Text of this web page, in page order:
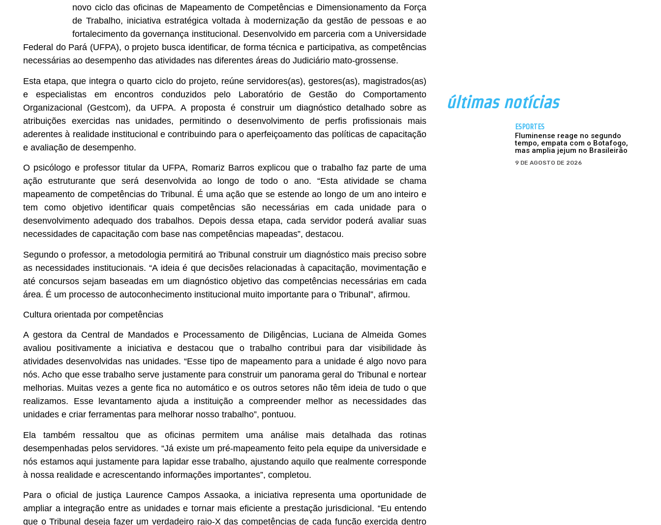
novo ciclo das oficinas de Mapeamento de Competências e Dimensionamento da Força
de Trabalho, iniciativa estratégica voltada à modernização da gestão de pessoas e ao
fortalecimento da governança institucional. Desenvolvido em parceria com a Universidade
Federal do Pará (UFPA), o projeto busca identificar, de forma técnica e participativa, as competências
necessárias ao desempenho das atividades nas diferentes áreas do Judiciário mato-grossense.
Esta etapa, que integra o quarto ciclo do projeto, reúne servidores(as), gestores(as), magistrados(as)
e especialistas em encontros conduzidos pelo Laboratório de Gestão do Comportamento
Organizacional (Gestcom), da UFPA. A proposta é construir um diagnóstico detalhado sobre as
atribuições exercidas nas unidades, permitindo o desenvolvimento de perfis profissionais mais
aderentes à realidade institucional e contribuindo para o aperfeiçoamento das políticas de capacitação
e avaliação de desempenho.
O psicólogo e professor titular da UFPA, Romariz Barros explicou que o trabalho faz parte de uma
ação estruturante que será desenvolvida ao longo de todo o ano. “Esta atividade se chama
mapeamento de competências do Tribunal. É uma ação que se estende ao longo de um ano inteiro e
tem como objetivo identificar quais competências são necessárias em cada unidade para o
desenvolvimento adequado dos trabalhos. Depois dessa etapa, cada servidor poderá avaliar suas
necessidades de capacitação com base nas competências mapeadas”, destacou.
Segundo o professor, a metodologia permitirá ao Tribunal construir um diagnóstico mais preciso sobre
as necessidades institucionais. “A ideia é que decisões relacionadas à capacitação, movimentação e
até concursos sejam baseadas em um diagnóstico objetivo das competências necessárias em cada
área. É um processo de autoconhecimento institucional muito importante para o Tribunal”, afirmou.
Cultura orientada por competências
A gestora da Central de Mandados e Processamento de Diligências, Luciana de Almeida Gomes
avaliou positivamente a iniciativa e destacou que o trabalho contribui para dar visibilidade às
atividades desenvolvidas nas unidades. “Esse tipo de mapeamento para a unidade é algo novo para
nós. Acho que esse trabalho serve justamente para construir um panorama geral do Tribunal e nortear
melhorias. Muitas vezes a gente fica no automático e os outros setores não têm ideia de tudo o que
realizamos. Esse levantamento ajuda a instituição a compreender melhor as necessidades das
unidades e criar ferramentas para melhorar nosso trabalho”, pontuou.
Ela também ressaltou que as oficinas permitem uma análise mais detalhada das rotinas
desempenhadas pelos servidores. “Já existe um pré-mapeamento feito pela equipe da universidade e
nós estamos aqui justamente para lapidar esse trabalho, ajustando aquilo que realmente corresponde
à nossa realidade e acrescentando informações importantes”, completou.
Para o oficial de justiça Laurence Campos Assaoka, a iniciativa representa uma oportunidade de
ampliar a integração entre as unidades e tornar mais eficiente a prestação jurisdicional. “Eu entendo
que o Tribunal deseja fazer um verdadeiro raio-X das competências de cada função exercida dentro
últimas notícias
ESPORTES
Fluminense reage no segundo
tempo, empata com o Botafogo,
mas amplia jejum no Brasileirão
9 DE AGOSTO DE 2026